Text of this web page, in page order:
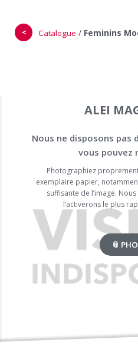
＜ Catalogue / Feminins
ALEI
Nous ne disposons pas
vous pouvez
Photographiez
exemplaire papier,
suffisante de l’image.
l’activerons le plus
📎